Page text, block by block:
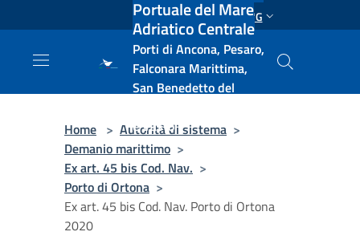
Salta al contenuto principale ENG
Portuale del Mare
Adriatico Centrale
Porti di Ancona, Pesaro,
Falconara Marittima,
San Benedetto del
e Vasto
Home > Autorità di sistema >
Demanio marittimo >
Ex art. 45 bis Cod. Nav. >
Porto di Ortona >
Ex art. 45 bis Cod. Nav. Porto di Ortona
2020